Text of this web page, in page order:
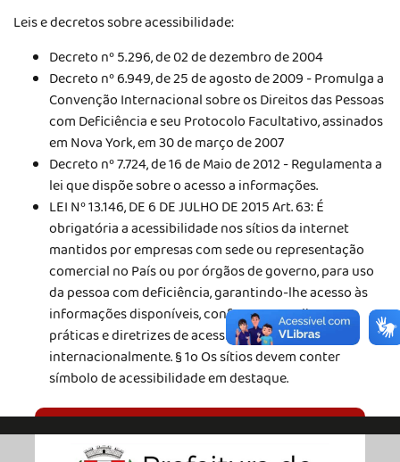
Leis e decretos sobre acessibilidade:
Decreto nº 5.296, de 02 de dezembro de 2004
Decreto nº 6.949, de 25 de agosto de 2009 - Promulga a
Convenção Internacional sobre os Direitos das Pessoas
com Deficiência e seu Protocolo Facultativo, assinados
em Nova York, em 30 de março de 2007
Decreto nº 7.724, de 16 de Maio de 2012 - Regulamenta a
lei que dispõe sobre o acesso a informações.
LEI Nº 13.146, DE 6 DE JULHO DE 2015 Art. 63: É
obrigatória a acessibilidade nos sítios da internet
mantidos por empresas com sede ou representação
comercial no País ou por órgãos de governo, para uso
da pessoa com deficiência, garantindo-lhe acesso às
informações disponíveis, conforme as melhores
práticas e diretrizes de acessibilidade adotadas
internacionalmente. § 1o Os sítios devem conter
símbolo de acessibilidade em destaque.